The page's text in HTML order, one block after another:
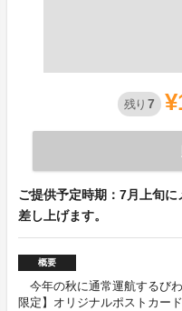
残り 7
ご提供予定時期：7月上旬
差し上げます。
概要
今年の秋に通常運航するび
限定】オリジナルポストカー